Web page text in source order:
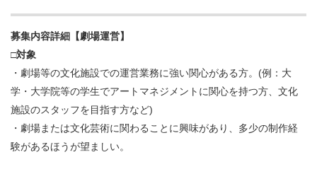
募集内容詳細【劇場運営】
□対象
・劇場等の文化施設での運営業務に強い関心がある方。(例：大
学・大学院等の学生でアートマネジメントに関心を持つ方、文化
施設のスタッフを目指す方など)
・劇場または文化芸術に関わることに興味があり、多少の制作経
験があるほうが望ましい。